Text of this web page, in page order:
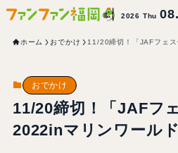
2026 Thu
ホーム おでかけ 11/20締切！「JAFフェ
おでかけ
11/20締切！「JAFフ
2022inマリンワール